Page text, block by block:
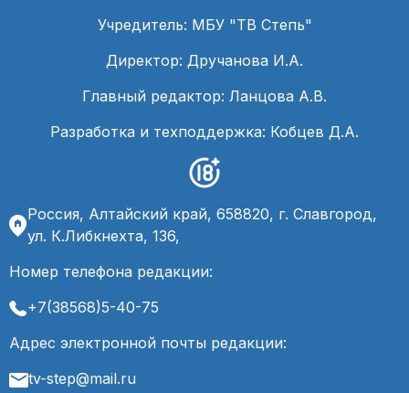
Учредитель: МБУ "ТВ Степь"
Директор: Дручанова И.А.
Главный редактор: Ланцова А.В.
Разработка и техподдержка: Кобцев Д.А.
Россия, Алтайский край, 658820, г. Славгород,
ул. К.Либкнехта, 136,
Номер телефона редакции:
+7(38568)5-40-75
Адрес электронной почты редакции:
tv-step@mail.ru